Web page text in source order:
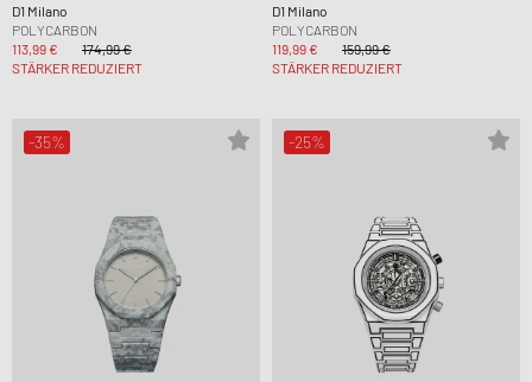
D1 Milano
POLYCARBON
113,99 €
174,99 €
STÄRKER REDUZIERT
D1 Milano
POLYCARBON
119,99 €
159,99 €
STÄRKER REDUZIERT
-35% -25%